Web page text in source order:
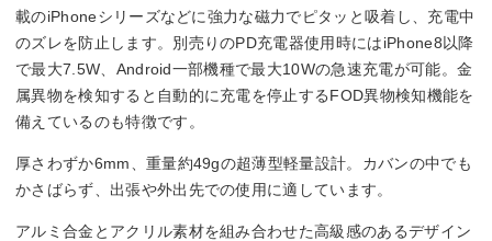
載のiPhoneシリーズなどに強力な磁力でピタッと吸着し、充電中
のズレを防止します。別売りのPD充電器使用時にはiPhone8以降
で最大7.5W、Android一部機種で最大10Wの急速充電が可能。金
属異物を検知すると自動的に充電を停止するFOD異物検知機能を
備えているのも特徴です。
厚さわずか6mm、重量約49gの超薄型軽量設計。カバンの中でも
かさばらず、出張や外出先での使用に適しています。
アルミ合金とアクリル素材を組み合わせた高級感のあるデザイン